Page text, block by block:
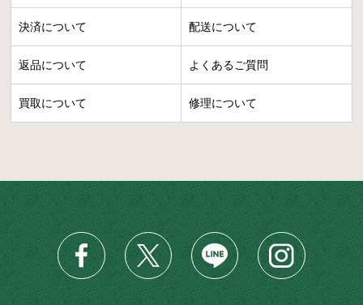
決済について 配送について
返品について よくあるご質問
買取について 修理について